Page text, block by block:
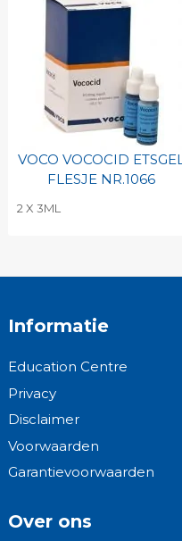
VOCO VOCOCID
FLESJE NR.1066
2 X 3ML
Informatie
Education Centre
Privacy
Disclaimer
Voorwaarden
Garantievoorwaarden
Over ons